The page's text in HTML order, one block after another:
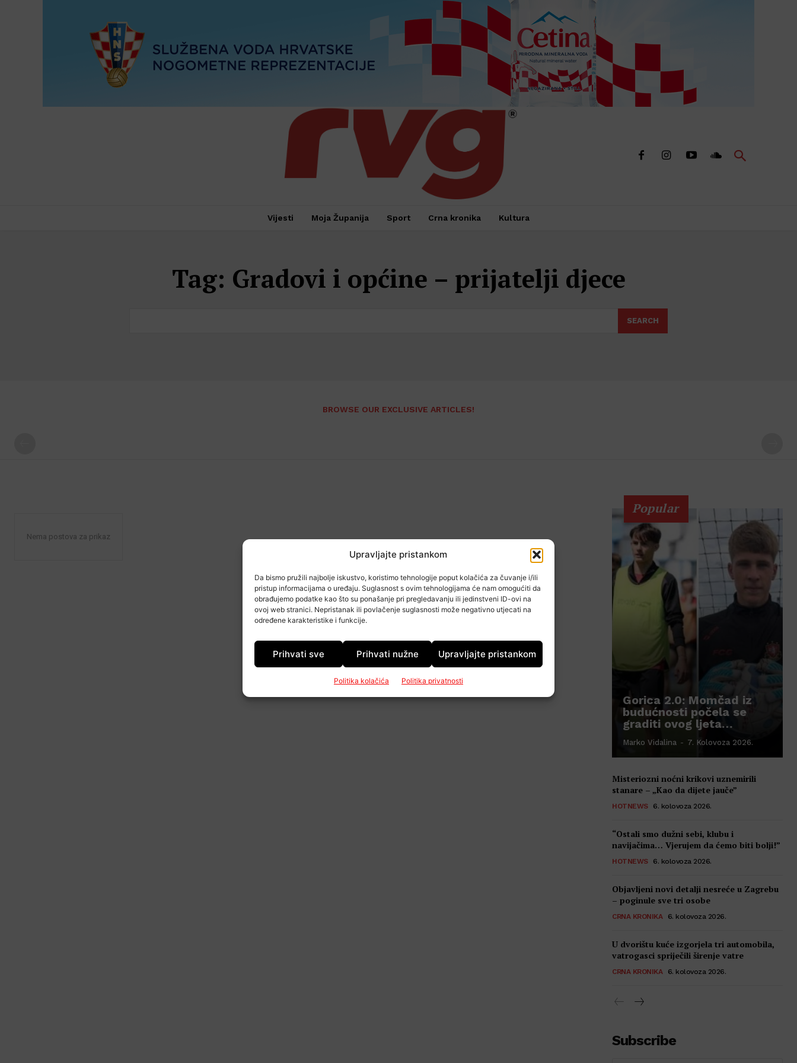
Upravljajte pristankom
Da bismo pružili najbolje iskustvo, koristimo tehnologije poput kolačića za čuvanje i/ili
pristup informacijama o uređaju. Suglasnost s ovim tehnologijama će nam omogućiti da
obrađujemo podatke kao što su ponašanje pri pregledavanju ili jedinstveni ID-ovi na
ovoj web stranici. Nepristanak ili povlačenje suglasnosti može negativno utjecati na
određene karakteristike i funkcije.
Prihvati sve Prihvati nužne Upravljajte pristankom
Politika kolačića Politika privatnosti
Vijesti Moja Županija Sport Crna kronika Kultura
Tag: Gradovi i općine – prijatelji djece
SEARCH
BROWSE OUR EXCLUSIVE ARTICLES!
Nema postova za prikaz
Popular
Gorica 2.0: Momčad iz
budućnosti počela se
graditi ovog ljeta…
Marko Vidalina - 7. Kolovoza 2026.
Misteriozni noćni krikovi uznemirili
stanare – „Kao da dijete jauče”
HOTNEWS 6. kolovoza 2026.
“Ostali smo dužni sebi, klubu i
navijačima… Vjerujem da ćemo biti bolji!”
HOTNEWS 6. kolovoza 2026.
Objavljeni novi detalji nesreće u Zagrebu
– poginule sve tri osobe
CRNA KRONIKA 6. kolovoza 2026.
U dvorištu kuće izgorjela tri automobila,
vatrogasci spriječili širenje vatre
CRNA KRONIKA 6. kolovoza 2026.
Subscribe